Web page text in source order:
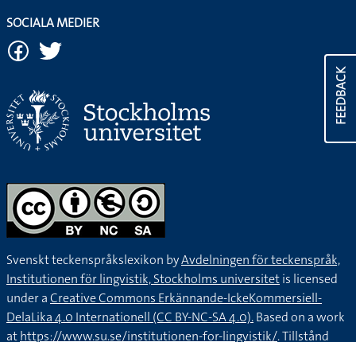
FEEDBACK
SOCIALA MEDIER
Svenskt teckenspråkslexikon byAvdelningen för teckenspråk,
Institutionen för lingvistik, Stockholms universitetis licensed
under aCreative Commons Erkännande-IckeKommersiell-
DelaLika 4.0 Internationell (CC BY-NC-SA 4.0).Based on a work
athttps://www.su.se/institutionen-for-lingvistik/. Tillstånd